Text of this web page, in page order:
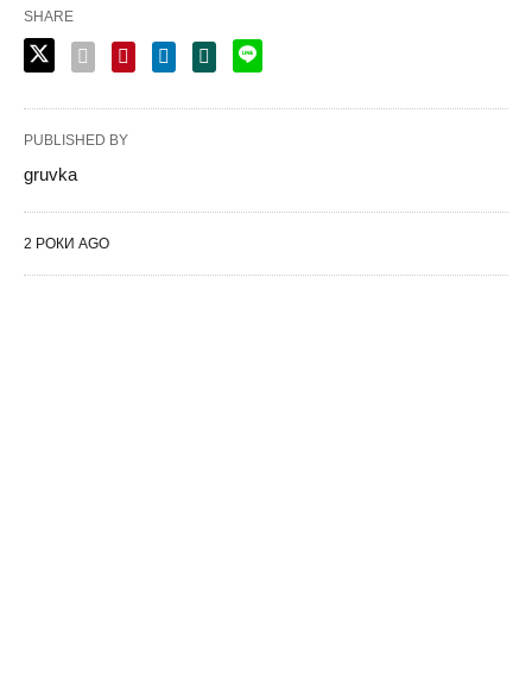
SHARE
PUBLISHED BY
gruvka
2 РОКИ AGO